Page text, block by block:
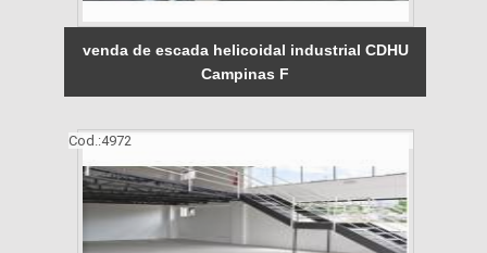
venda de escada helicoidal industrial CDHU
Campinas F
Cod.:4972